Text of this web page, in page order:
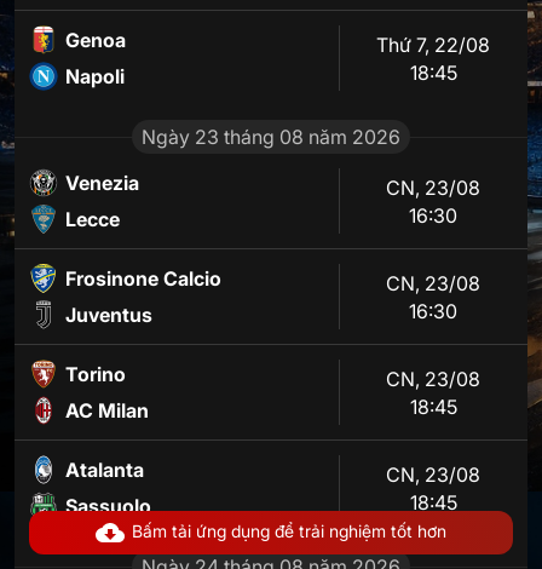
Genoa
Napoli
Thứ 7, 22/08
18:45
Ngày 23 tháng 08 năm 2026
Venezia
Lecce
CN, 23/08
16:30
Frosinone Calcio
Juventus
CN, 23/08
16:30
Torino
AC Milan
CN, 23/08
18:45
Atalanta
Sassuolo
CN, 23/08
18:45
Bấm tải ứng dụng để trải nghiệm tốt hơn